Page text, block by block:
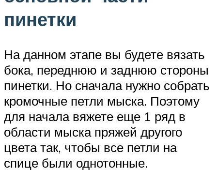
пинетки
На данном этапе вы будете вязать
бока, переднюю и заднюю стороны
пинетки. Но сначала нужно собрать
кромочные петли мыска. Поэтому
для начала вяжете еще 1 ряд в
области мыска пряжей другого
цвета так, чтобы все петли на
спице были однотонные.